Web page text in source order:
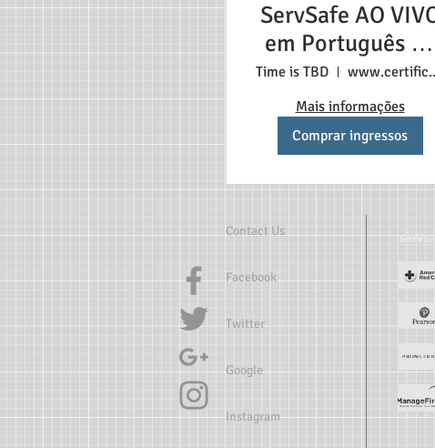
ServSafe AO
em Português 3+
alunos $198
aluno
Time is TBD
Mais informações
Comprar ingressos
Contact Us
Facebook
Twitter
Google
Instagram